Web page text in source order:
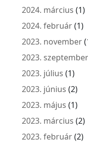
2024. március (1)
2024. február(1)
2023. november
2023. szeptember
2023. július (1)
2023. június (2)
2023. május (1)
2023. március (2)
2023. február(2)